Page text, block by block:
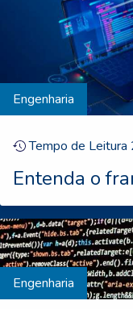
Engenharia
Tempo de Leitura
Entenda o
Engenharia